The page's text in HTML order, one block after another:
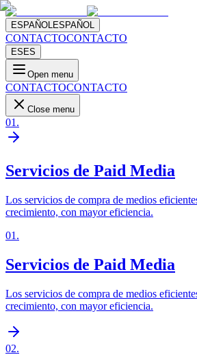
ESPAÑOLESPAÑOL
CONTACTOCONTACTO
ES ES
Open menu
CONTACTOCONTACTO
Close menu
01 .
Servicios de Paid Media
Los servicios de compra de medios
crecimiento, con mayor eficiencia.
01 .
Servicios de Paid Media
Los servicios de compra de medios
crecimiento, con mayor eficiencia.
02.